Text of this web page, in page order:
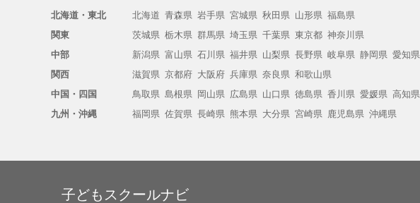
北海道・東北 北海道 青森県 岩手県 宮城県 秋田県 山形県 福島県
関東
茨城県 栃木県 群馬県 埼玉県 千葉県 東京都 神奈川県
中部
新潟県 富山県 石川県 福井県 山梨県 長野県 岐阜県 静岡県 愛知県
関西
滋賀県 京都府 大阪府 兵庫県 奈良県 和歌山県
中国・四国
鳥取県 島根県 岡山県 広島県 山口県 徳島県 香川県 愛媛県 高知県
九州・沖縄
福岡県 佐賀県 長崎県 熊本県 大分県 宮崎県 鹿児島県 沖縄県
子どもスクールナビ